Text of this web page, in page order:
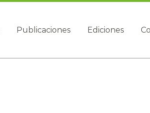
Publicaciones Ediciones